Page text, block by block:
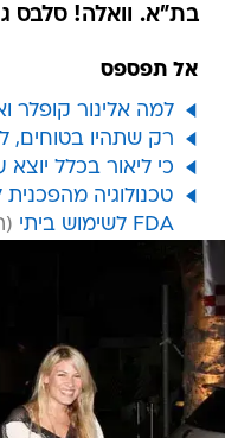
בת"א. וואלה! סלבס
אל תפספס
למה אלינור קופלר
רק שתהיו בטוחים,
כי ליאור בכלל
טכנולוגיה
FDA לשימוש ביתי